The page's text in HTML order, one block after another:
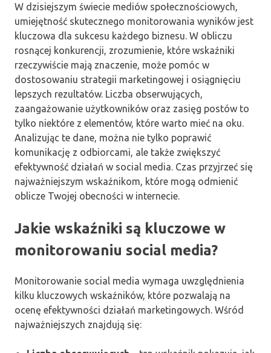
W dzisiejszym świecie mediów społecznościowych,
umiejętność skutecznego monitorowania wyników jest
kluczowa dla sukcesu każdego biznesu. W obliczu
rosnącej konkurencji, zrozumienie, które wskaźniki
rzeczywiście mają znaczenie, może pomóc w
dostosowaniu strategii marketingowej i osiągnięciu
lepszych rezultatów. Liczba obserwujących,
zaangażowanie użytkowników oraz zasięg postów to
tylko niektóre z elementów, które warto mieć na oku.
Analizując te dane, można nie tylko poprawić
komunikację z odbiorcami, ale także zwiększyć
efektywność działań w social media. Czas przyjrzeć się
najważniejszym wskaźnikom, które mogą odmienić
oblicze Twojej obecności w internecie.
Jakie wskaźniki są kluczowe w
monitorowaniu social media?
Monitorowanie social media wymaga uwzględnienia
kilku kluczowych wskaźników, które pozwalają na
ocenę efektywności działań marketingowych. Wśród
najważniejszych znajdują się: